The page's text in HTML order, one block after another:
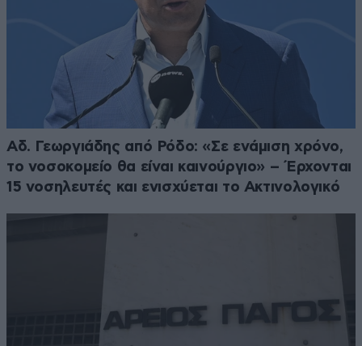
Αδ. Γεωργιάδης από Ρόδο: «Σε ενάμιση χρόνο,
το νοσοκομείο θα είναι καινούργιο» – Έρχονται
15 νοσηλευτές και ενισχύεται το Ακτινολογικό